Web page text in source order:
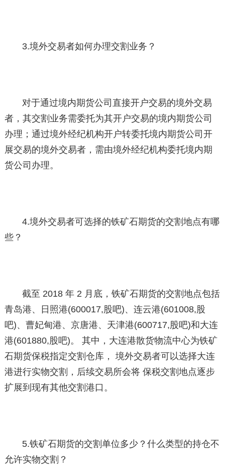
3.境外交易者如何办理交割业务？
对于通过境内期货公司直接开户交易的境外交易
者，其交割业务需委托为其开户交易的境内期货公司
办理；通过境外经纪机构开户转委托境内期货公司开
展交易的境外交易者，需由境外经纪机构委托境内期
货公司办理。
4.境外交易者可选择的铁矿石期货的交割地点有哪
些？
截至 2018 年 2 月底，铁矿石期货的交割地点包括
青岛港、日照港(600017,股吧)、连云港(601008,股
吧)、曹妃甸港、京唐港、天津港(600717,股吧)和大连
港(601880,股吧)。 其中，大连港散货物流中心为铁矿
石期货保税指定交割仓库， 境外交易者可以选择大连
港进行实物交割，后续交易所会将 保税交割地点逐步
扩展到现有其他交割港口。
5.铁矿石期货的交割单位多少？什么类型的持仓不
允许实物交割？